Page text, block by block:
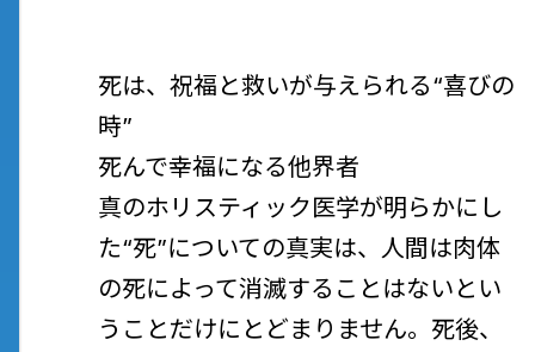
死は、祝福と救いが与えられる“喜びの
時”
死んで幸福になる他界者
真のホリスティック医学が明らかにし
た“死”についての真実は、人間は肉体
の死によって消滅することはないとい
うことだけにとどまりません。死後、